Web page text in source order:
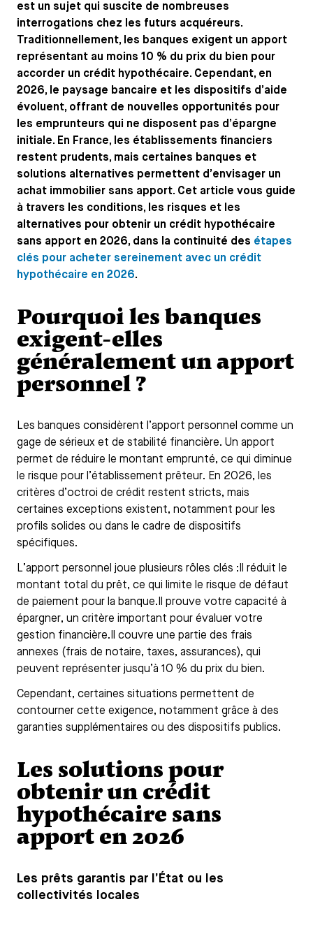
est un sujet qui suscite de nombreuses
interrogations chez les futurs acquéreurs.
Traditionnellement, les banques exigent un apport
représentant au moins 10 % du prix du bien pour
accorder un crédit hypothécaire. Cependant, en
2026, le paysage bancaire et les dispositifs d’aide
évoluent, offrant de nouvelles opportunités pour
les emprunteurs qui ne disposent pas d’épargne
initiale. En France, les établissements financiers
restent prudents, mais certaines banques et
solutions alternatives permettent d’envisager un
achat immobilier sans apport. Cet article vous guide
à travers les conditions, les risques et les
alternatives pour obtenir un crédit hypothécaire
sans apport en 2026, dans la continuité des étapes
clés pour acheter sereinement avec un crédit
hypothécaire en 2026.
Pourquoi les banques
exigent-elles
généralement un apport
personnel ?
Les banques considèrent l’apport personnel comme un
gage de sérieux et de stabilité financière. Un apport
permet de réduire le montant emprunté, ce qui diminue
le risque pour l’établissement prêteur. En 2026, les
critères d’octroi de crédit restent stricts, mais
certaines exceptions existent, notamment pour les
profils solides ou dans le cadre de dispositifs
spécifiques.
L’apport personnel joue plusieurs rôles clés :Il réduit le
montant total du prêt, ce qui limite le risque de défaut
de paiement pour la banque.Il prouve votre capacité à
épargner, un critère important pour évaluer votre
gestion financière.Il couvre une partie des frais
annexes (frais de notaire, taxes, assurances), qui
peuvent représenter jusqu’à 10 % du prix du bien.
Cependant, certaines situations permettent de
contourner cette exigence, notamment grâce à des
garanties supplémentaires ou des dispositifs publics.
Les solutions pour
obtenir un crédit
hypothécaire sans
apport en 2026
Les prêts garantis par l’État ou les
collectivités locales